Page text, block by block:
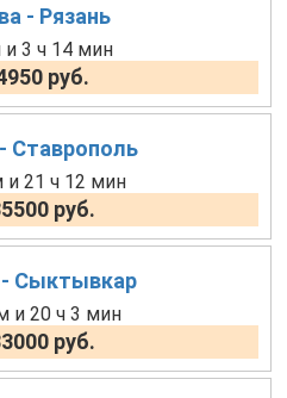
- Рязань
и 3 ч 14 мин
руб.
Ставрополь
и 21 ч 12 мин
руб.
Сыктывкар
и 20 ч 3 мин
руб.